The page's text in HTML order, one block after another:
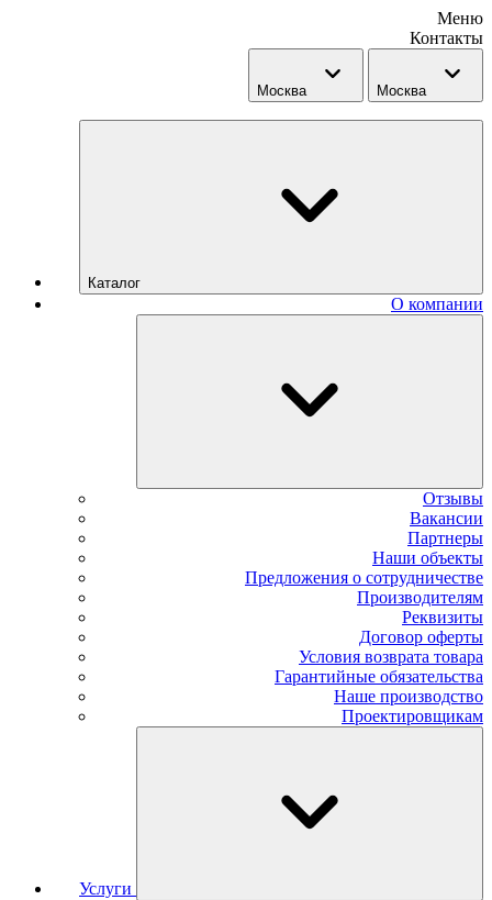
Меню
Контакты
Москва Москва
Каталог
О компании
Отзывы
Вакансии
Партнеры
Наши объекты
Предложения о сотрудничестве
Производителям
Реквизиты
Договор оферты
Условия возврата товара
Гарантийные обязательства
Наше производство
Проектировщикам
Услуги